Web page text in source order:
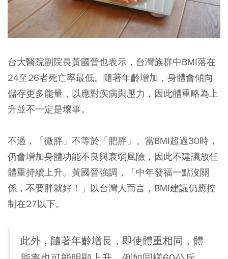
台大醫院副院長黃國晉也表示， 台灣族群中BMI落在
24至26者死亡率最低。隨著年齡增加，身體會傾向
儲存更多能量，以應對疾病與壓力，因此體重略為上
升並不一定是壞事。
不過，「微胖」不等於「肥胖」。當BMI超過30時，
仍會增加身體功能不良與衰弱風險，因此不建議放任
體重持續上升。黃國晉強調，「中年發福一點沒關
係，不要胖就好！」以台灣人而言，BMI建議仍應控
制在27以下。
此外，隨著年齡增長，即使體重相同，體